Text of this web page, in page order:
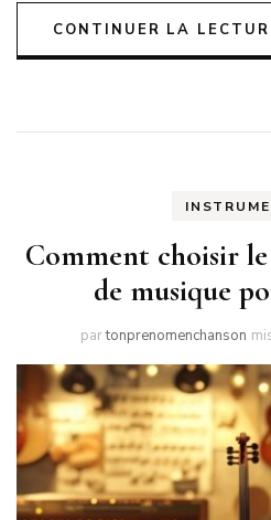
CONTINUER LA
Comment choisir
de musique
partonprenomenchanson